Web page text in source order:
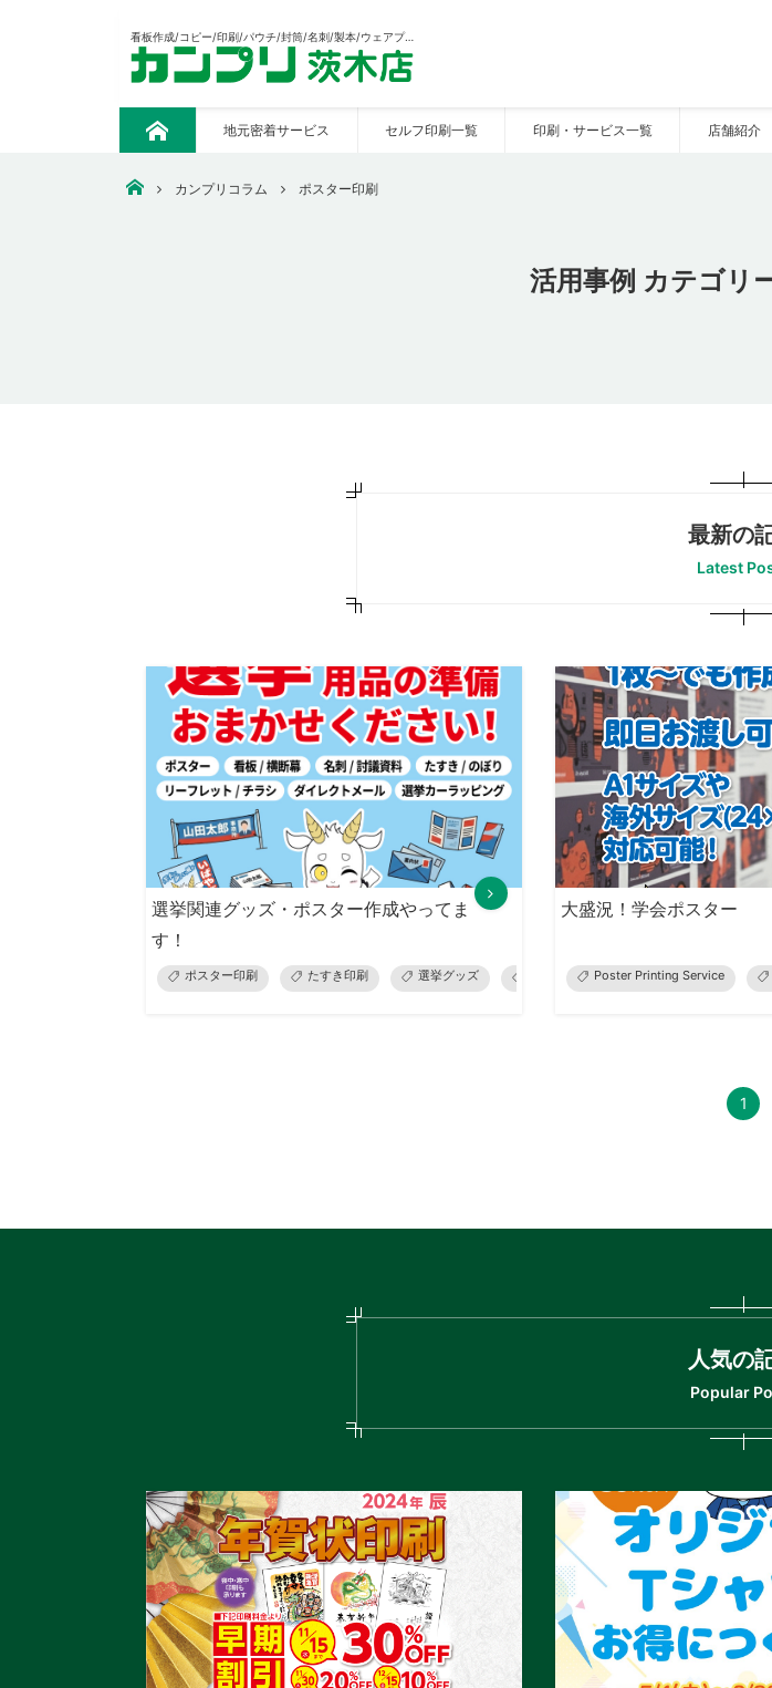
看板作成/コピー/印刷/パウチ/封筒/名刺/製本/ウェアプリント/CAD出力/販促の制作等々あらゆる印刷おまかせください。
ト
プ
地元密着サービス セルフ印刷一覧 印刷・サービス一覧 店舗紹介
安いコピー・印刷・ウェアプリント・看板作成なら【カンプリ茨木店】
カンプリコラム ポスター印刷
活用事例 カテゴリ
最新の
Latest
選挙関連グッズ・ポスター作成やってま
す！
ポスター印刷 たすき印刷 選挙グッズ 選挙ポスター オリジナルユニフォ
大盛況！学会ポスター
Poster Printing Service
1
人気の
Popular